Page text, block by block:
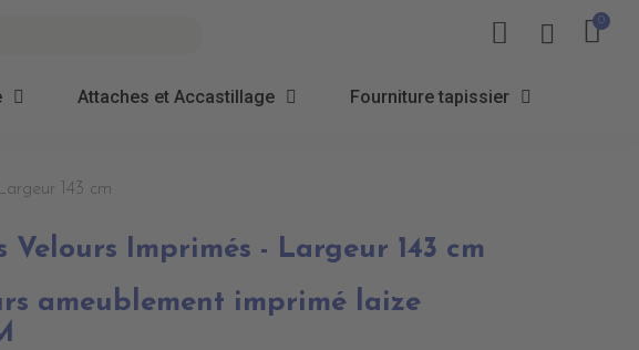
Attaches et Accastillage Fourniture tapissier
143 cm
Velours Imprimés - Largeur 143 cm
ameublement imprimé laize